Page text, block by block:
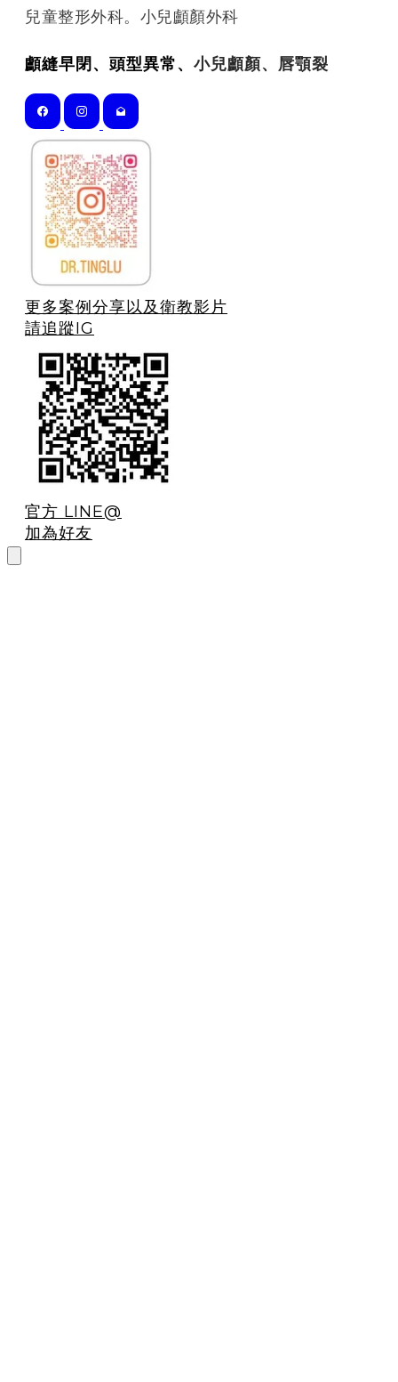
​兒童整形外科。小兒顱顏外科
顱縫早閉、頭型異常、 小兒顱顏、唇顎裂
更多案例分享以及衛教影片
請追蹤IG
官方 LINE@
加為好友